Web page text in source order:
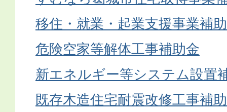
移住・就業・起業支援事業補
危険空家等解体工事補助金
新エネルギー等システム設置
既存木造住宅耐震改修工事補